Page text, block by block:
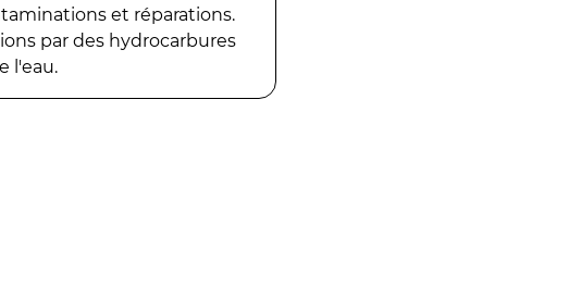
et réparations.
par des hydrocarbures
l'eau.